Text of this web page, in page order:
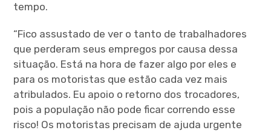
tempo.
“Fico assustado de ver o tanto de trabalhadores
que perderam seus empregos por causa dessa
situação. Está na hora de fazer algo por eles e
para os motoristas que estão cada vez mais
atribulados. Eu apoio o retorno dos trocadores,
pois a população não pode ficar correndo esse
risco! Os motoristas precisam de ajuda urgente